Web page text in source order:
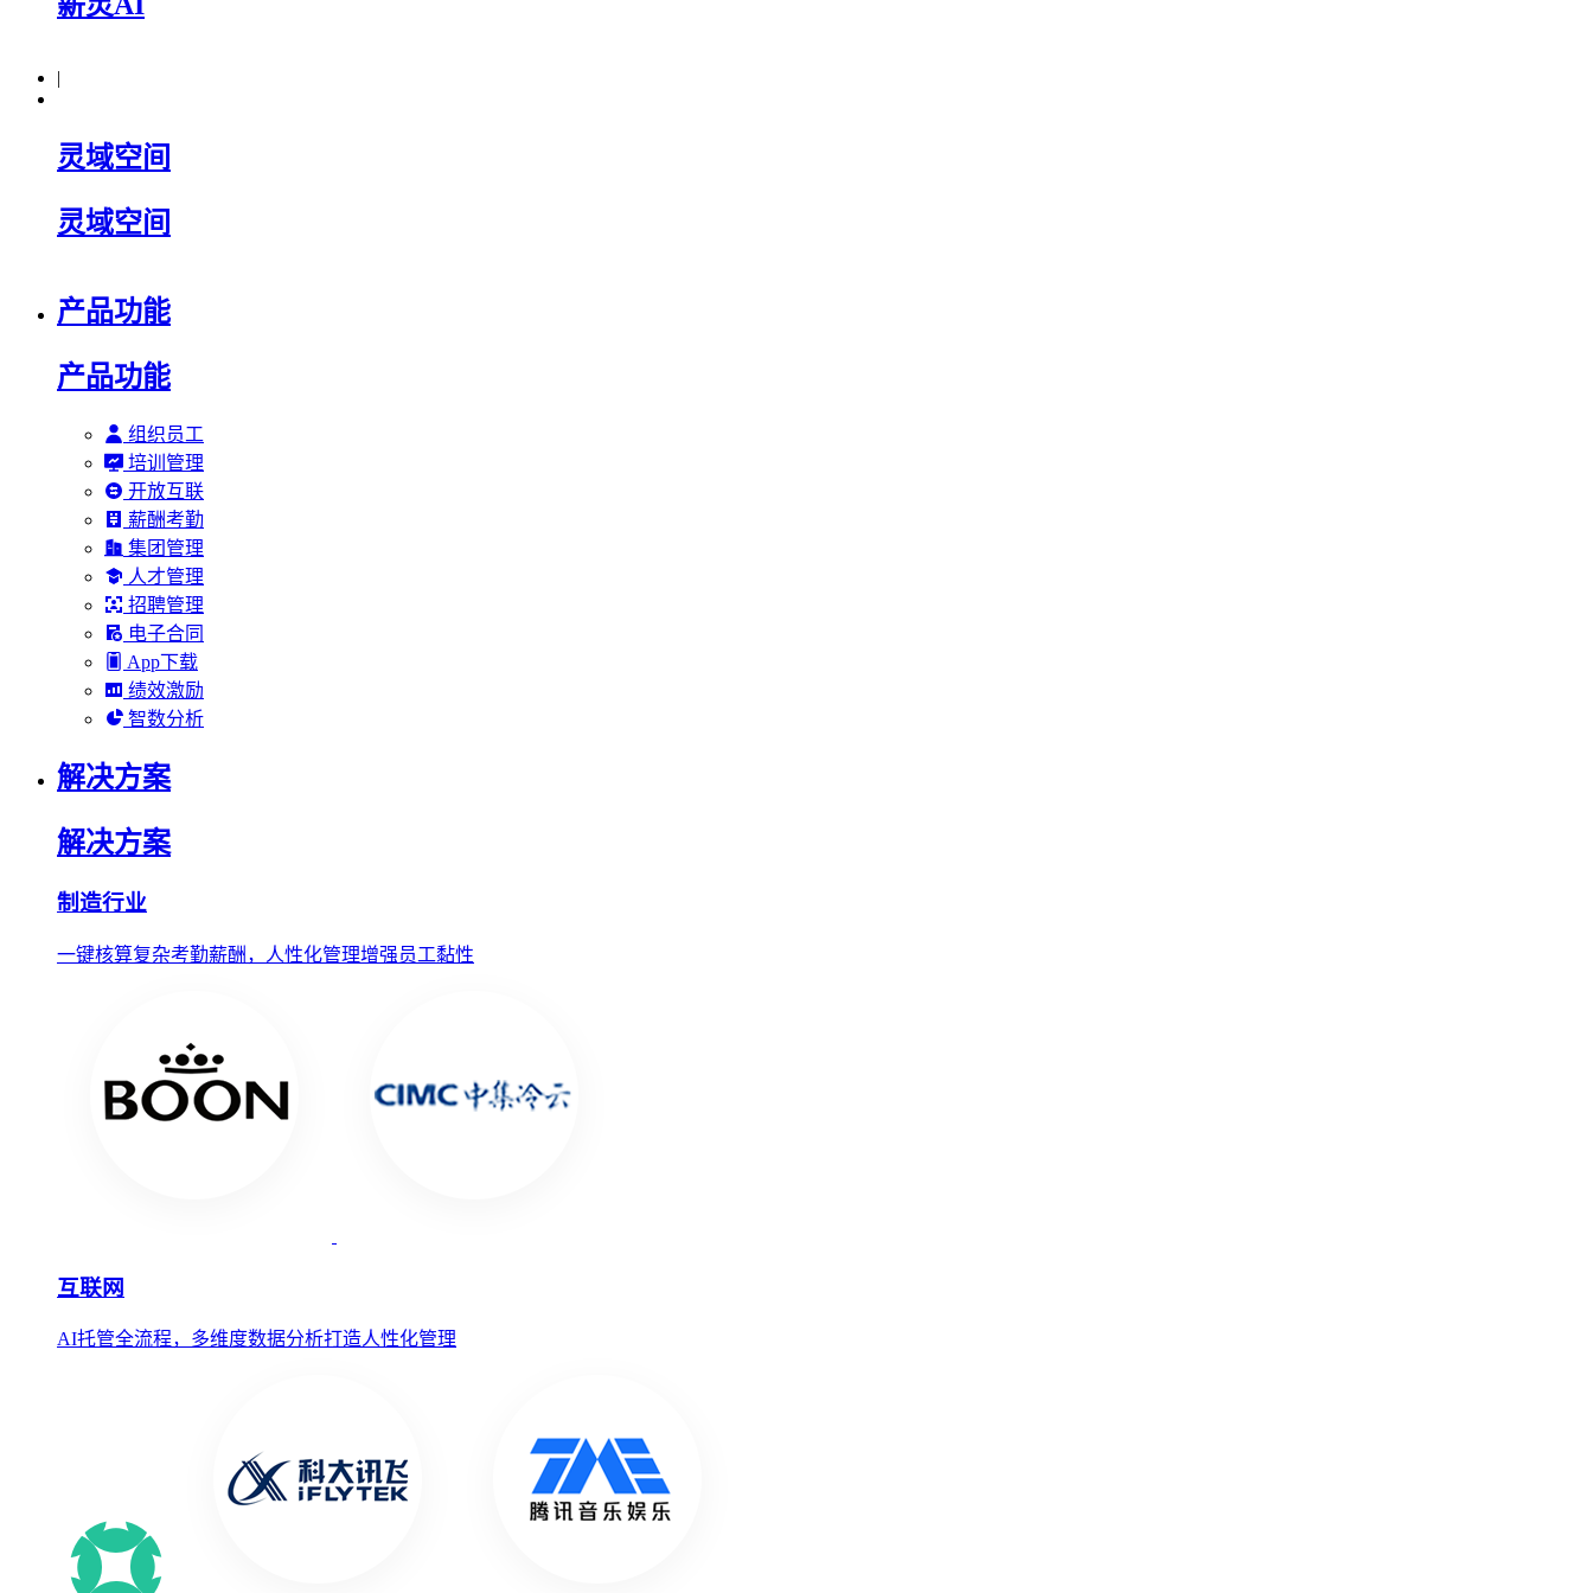
|
灵域空间
灵域空间
产品功能
产品功能
组织员工
培训管理
开放互联
薪酬考勤
集团管理
人才管理
招聘管理
电子合同
App下载
绩效激励
智数分析
解决方案
解决方案
制造行业
一键核算复杂考勤薪酬，人性化管理增强员工黏性
互联网
AI托管全流程，多维度数据分析打造人性化管理